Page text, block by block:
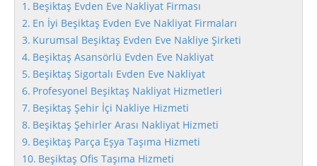
Beşiktaş Evden Eve Nakliyat Firması
En İyi Beşiktaş Evden Eve Nakliyat Firmaları
Kurumsal Beşiktaş Evden Eve Nakliye Şirketi
Beşiktaş Asansörlü Evden Eve Nakliyat
Beşiktaş Sigortalı Evden Eve Nakliyat
Profesyonel Beşiktaş Nakliyat Hizmetleri
Beşiktaş Şehir İçi Nakliye Hizmeti
Beşiktaş Şehirler Arası Nakliyat Hizmeti
Beşiktaş Parça Eşya Taşıma Hizmeti
Beşiktaş Ofis Taşıma Hizmeti